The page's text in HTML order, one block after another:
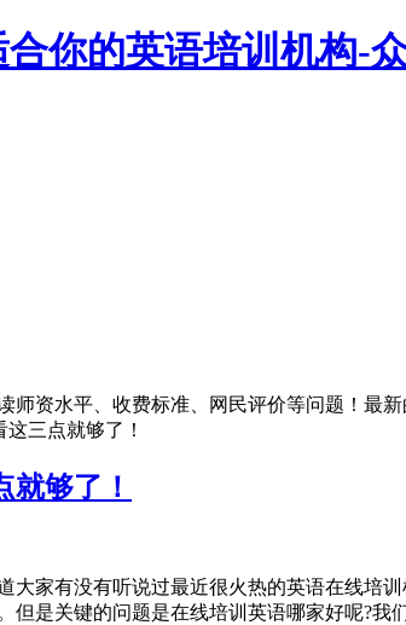
你的英语培训机构-
资水平、收费标准、网民评价等问题！最
三点就够了！
够了！
大家有没有听说过最近很火热的英语在线培
是关键的问题是在线培训英语哪家好呢?